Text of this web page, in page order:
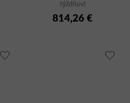
týždňov)
814,26 €